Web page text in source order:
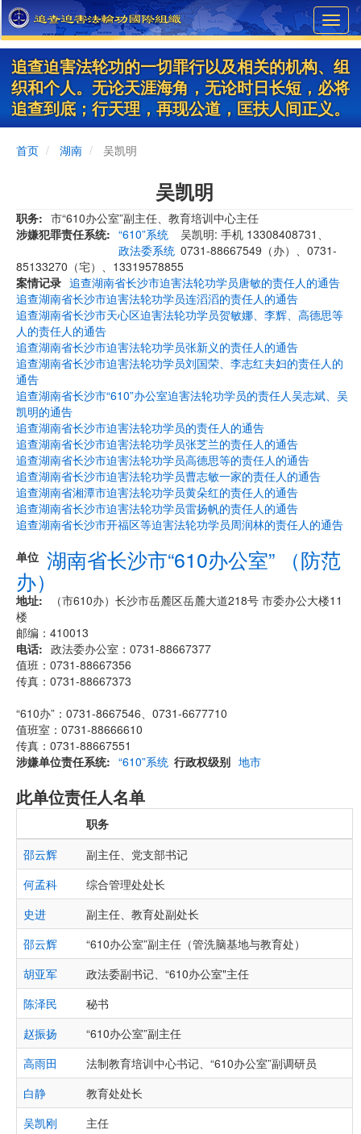
Skip
to
main
content
追查迫害法轮功的一切罪行以及相关的机构、组
织和个人。无论天涯海角，无论时日长短，必将
追查到底；行天理，再现公道，匡扶人间正义。
首页 湖南 吴凯明
吴凯明
职务
市“610办公室”副主任、教育培训中心主任
涉嫌犯罪责任系统
“610”系统
政法委系统
吴凯明: 手机 13308408731、
0731-88667549（办）、0731-
85133270（宅）、13319578855
案情记录 追查湖南省长沙市迫害法轮功学员唐敏的责任人的通告
追查湖南省长沙市迫害法轮功学员连滔滔的责任人的通告
追查湖南省长沙市天心区迫害法轮功学员贺敏娜、李辉、高德思等
人的责任人的通告
追查湖南省长沙市迫害法轮功学员张新义的责任人的通告
追查湖南省长沙市迫害法轮功学员刘国荣、李志红夫妇的责任人的
通告
追查湖南省长沙市“610”办公室迫害法轮功学员的责任人吴志斌、吴
凯明的通告
追查湖南省长沙市迫害法轮功学员的责任人的通告
追查湖南省长沙市迫害法轮功学员张芝兰的责任人的通告
追查湖南省长沙市迫害法轮功学员高德思等的责任人的通告
追查湖南省长沙市迫害法轮功学员曹志敏一家的责任人的通告
追查湖南省湘潭市迫害法轮功学员黄朵红的责任人的通告
追查湖南省长沙市迫害法轮功学员雷扬帆的责任人的通告
追查湖南省长沙市开福区等迫害法轮功学员周润林的责任人的通告
单位 湖南省长沙市“610办公室” （防范
办）
地址
（市610办）长沙市岳麓区岳麓大道218号 市委办公大楼11
楼
邮编：410013
电话
政法委办公室：0731-88667377
值班：0731-88667356
传真：0731-88667373
“610办”：0731-8667546、0731-6677710
值班室：0731-88666610
传真：0731-88667551
涉嫌单位责任系统
“610”系统 行政权级别 地市
此单位责任人名单
职务
邵云辉
副主任、党支部书记
何孟科
综合管理处处长
史进
副主任、教育处副处长
邵云辉
“610办公室”副主任（管洗脑基地与教育处）
胡亚军
政法委副书记、“610办公室"主任
陈泽民
秘书
赵振扬
“610办公室”副主任
高雨田
法制教育培训中心书记、“610办公室”副调研员
白静
教育处处长
吴凯刚
主任